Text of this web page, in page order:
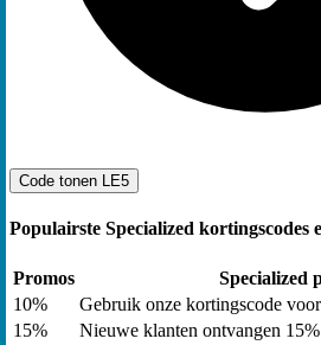
Code tonen LE5
Populairste Specialized kortingscodes
Promos
Specialized
10%
Gebruik onze kortingscode
15%
Nieuwe klanten ontvangen